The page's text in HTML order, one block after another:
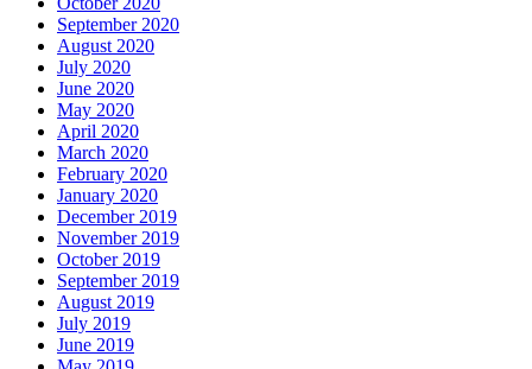
September 2020
August 2020
July 2020
June 2020
May 2020
April 2020
March 2020
February 2020
January 2020
December 2019
November 2019
October 2019
September 2019
August 2019
July 2019
June 2019